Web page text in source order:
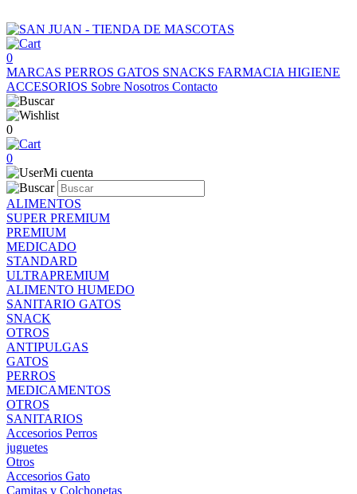
0
MARCAS PERROS GATOS SNACKS FARMACIA HIGIENE
ACCESORIOS Sobre Nosotros Contacto
0
0
Mi cuenta
ALIMENTOS
SUPER PREMIUM
PREMIUM
MEDICADO
STANDARD
ULTRAPREMIUM
ALIMENTO HUMEDO
SANITARIO GATOS
SNACK
OTROS
ANTIPULGAS
GATOS
PERROS
MEDICAMENTOS
OTROS
SANITARIOS
Accesorios Perros
juguetes
Otros
Accesorios Gato
Camitas y Colchonetas